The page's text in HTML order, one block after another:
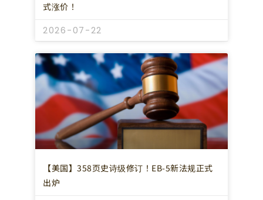
式涨价！
2026-07-22
【美国】358页史诗级修订！EB-5新法规正式
出炉